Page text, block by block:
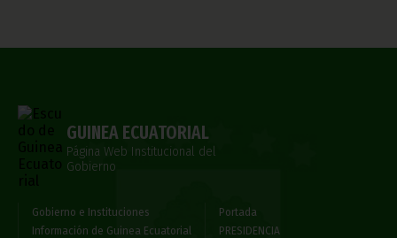
GUINEA ECUATORIAL
Página Web Institucional del
Gobierno
Gobierno e Instituciones
Información de Guinea Ecuatorial
Portada
PRESIDENCIA